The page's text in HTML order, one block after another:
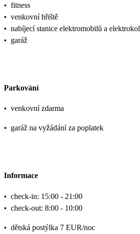
• fitness
• venkovní hřiště
• nabíjecí stanice elektromobilů a elektrokol
• garáž
Parkování
• venkovní zdarma
• garáž na vyžádání za poplatek
Informace
• check-in: 15:00 - 21:00
• check-out: 8:00 - 10:00
• dětská postýlka 7 EUR/noc